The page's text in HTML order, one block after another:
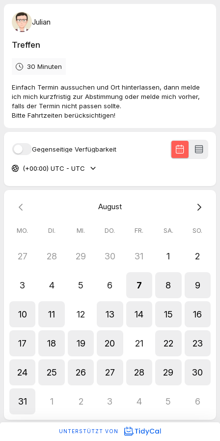
Julian
Treffen
30 Minuten
Einfach Termin aussuchen und Ort hinterlassen, dann melde
ich mich kurzfristig zur Abstimmung oder melde mich vorher,
falls der Termin nicht passen sollte.
Bitte Fahrtzeiten berücksichtigen!
Gegenseitige Verfügbarkeit
(+00:00) UTC - UTC
August
MO. DI. MI. DO. FR. SA. SO.
27 28 29 30 31 1 2
3 4 5 6 7 8 9
10 11 12 13 14 15 16
17 18 19 20 21 22 23
24 25 26 27 28 29 30
31 1 2 3 4 5 6
UNTERSTÜTZT VON